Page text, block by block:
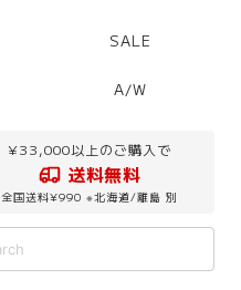
SALE
A/W
¥33,000以上のご購入で
送料無料
全国送料¥990 ※北海道/離島 別